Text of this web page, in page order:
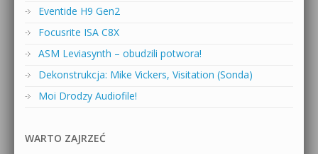
Eventide H9 Gen2
Focusrite ISA C8X
ASM Leviasynth – obudzili potwora!
Dekonstrukcja: Mike Vickers, Visitation (Sonda)
Moi Drodzy Audiofile!
WARTO ZAJRZEĆ